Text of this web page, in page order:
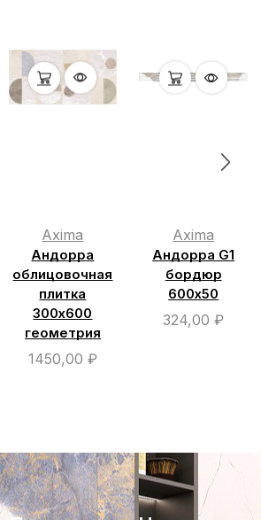
Axima
Андорра
облицовочная
плитка
300х600
геометрия
1450,00 ₽
Axima
Андорра G1
бордюр
600х50
324,00₽